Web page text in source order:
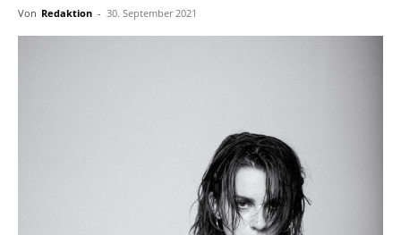
Von Redaktion - 30. September 2021